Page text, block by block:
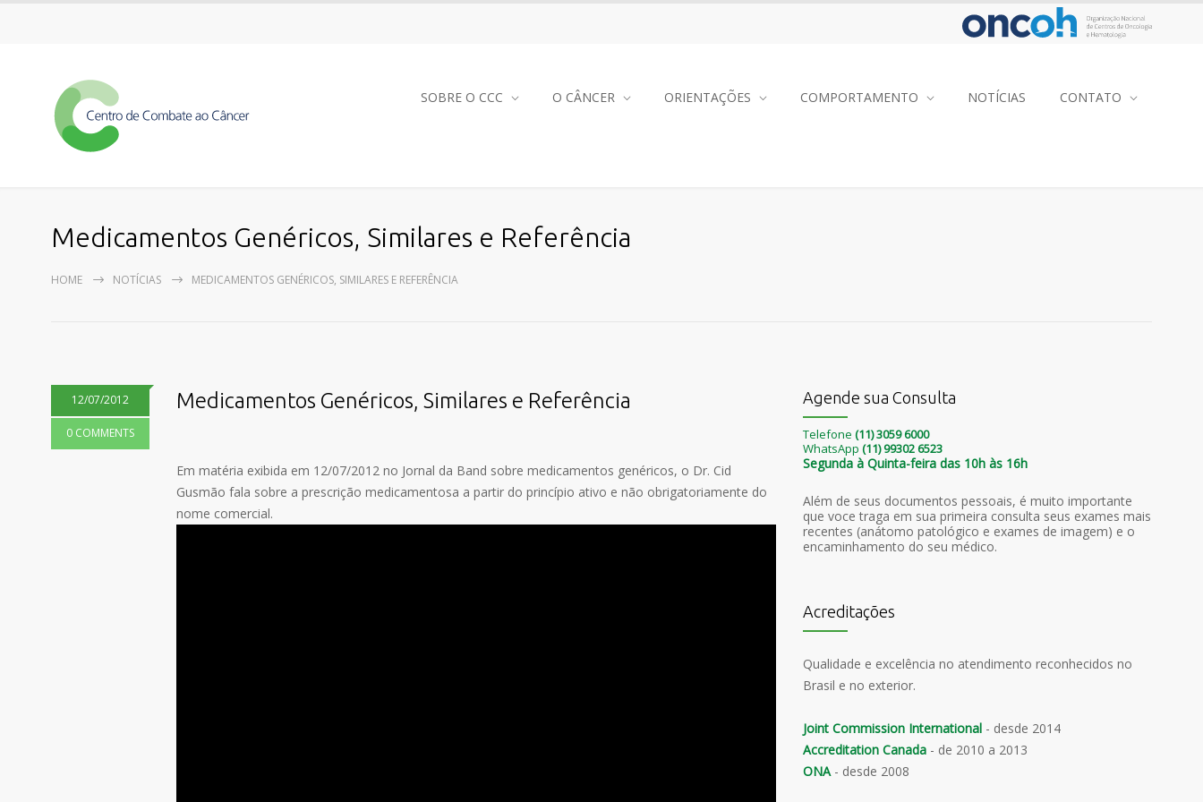
SOBRE O CCC O CÂNCER ORIENTAÇÕES COMPORTAMENTO NOTÍCIAS CONTATO
Medicamentos Genéricos, Similares e Referência
HOME NOTÍCIAS MEDICAMENTOS GENÉRICOS, SIMILARES E REFERÊNCIA
12/07/2012
0 COMMENTS
Medicamentos Genéricos, Similares e Referência
Em matéria exibida em 12/07/2012 no Jornal da Band sobre medicamentos genéricos, o Dr. Cid
Gusmão fala sobre a prescrição medicamentosa a partir do princípio ativo e não obrigatoriamente do
nome comercial.
Agende sua Consulta
Telefone (11) 3059 6000
WhatsApp (11) 99302 6523
Segunda à Quinta-feira das 10h às 16h
Além de seus documentos pessoais, é muito importante
que voce traga em sua primeira consulta seus exames mais
recentes (anátomo patológico e exames de imagem) e o
encaminhamento do seu médico.
Acreditações
Qualidade e excelência no atendimento reconhecidos no
Brasil e no exterior.
Joint Commission International - desde 2014
Accreditation Canada - de 2010 a 2013
ONA- desde 2008